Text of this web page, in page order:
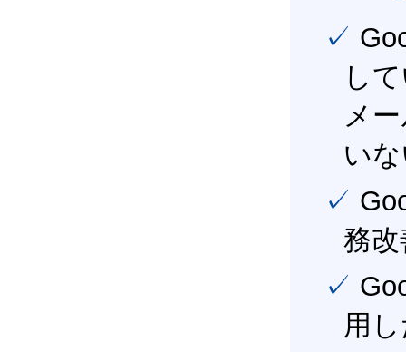
✓ Google Workspace（旧G Suite） を社内で導入
し
メ
い
✓ Google Workspace（旧G Suite） を活用し、業
務
✓ Google Workspace（旧G Suite） を最大限に活
用